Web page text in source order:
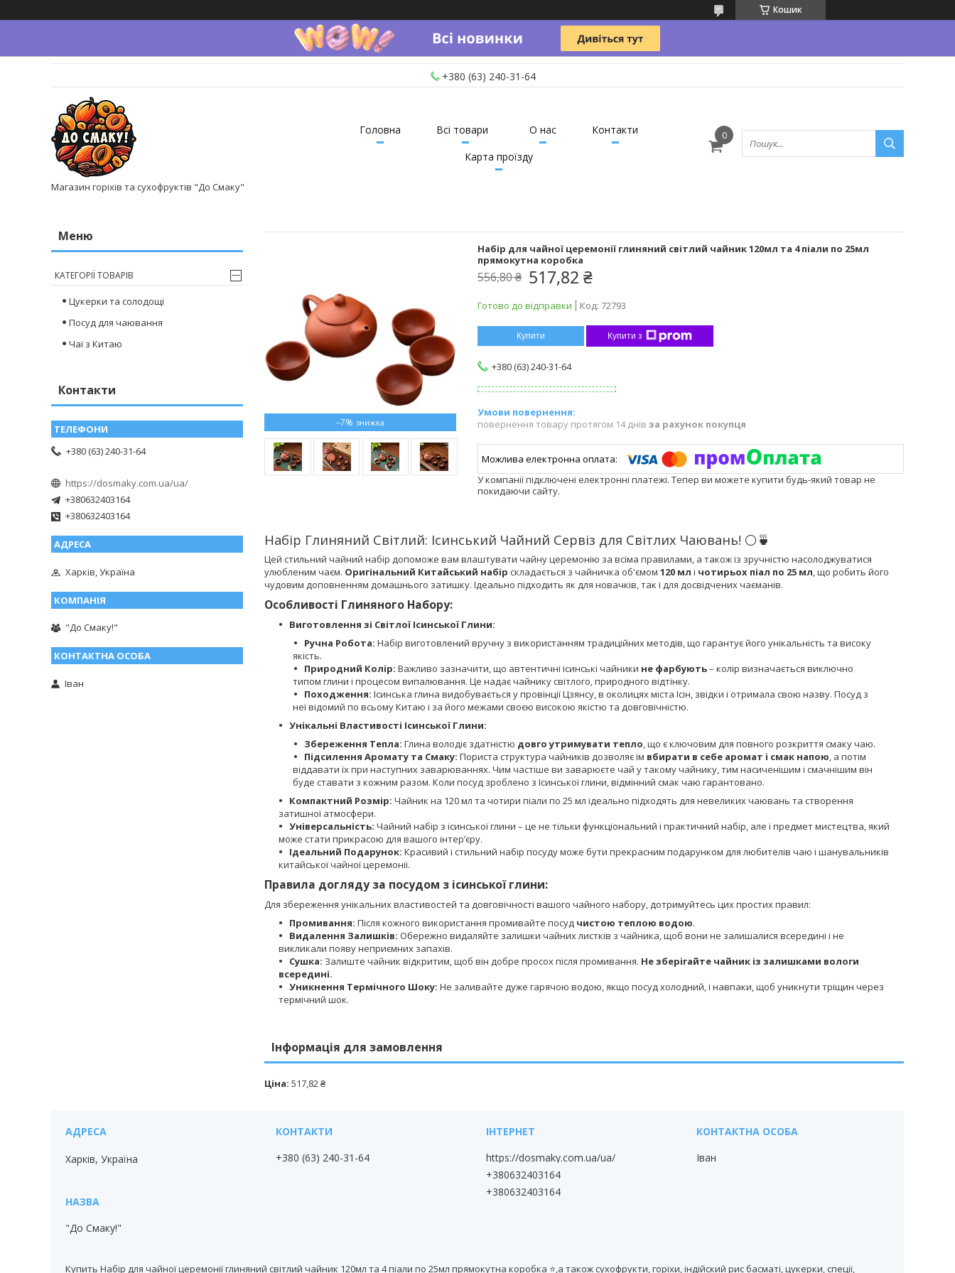
Кошик
+380 (63) 240-31-64
Магазин горіхів та сухофруктів "До Смаку"
Головна Всі товари О нас
Контакти
Карта проїзду
–7%
Набір для чайної церемонії глиняний світлий чайник 120мл та 4 піали по 25мл
прямокутна коробка
556,80 ₴ 517,82 ₴
Готово до відправки Код: 72793
Купити Купити з
+380 (63) 240-31-64
повернення товару протягом 14 днів за рахунок покупця
У компанії підключені електронні платежі. Тепер ви можете купити будь-який товар не
покидаючи сайту.
Набір Глиняний Світлий: Ісинський Чайний Сервіз для Світлих Чаювань! ⚪🍵
Цей стильний чайний набір допоможе вам влаштувати чайну церемонію за всіма правилами, а також із зручністю насолоджуватися
улюбленим чаєм. Оригінальний Китайський набір складається з чайничка об'ємом 120 мл і чотирьох піал по 25 мл , що робить його
чудовим доповненням домашнього затишку. Ідеально підходить як для новачків, так і для досвідчених чаєманів.
Особливості Глиняного Набору:
Виготовлення зі Світлої Ісинської Глини:
Ручна Робота: Набір виготовлений вручну з використанням традиційних методів, що гарантує його унікальність та високу
якість.
Природний Колір: Важливо зазначити, що автентичні ісинські чайники не фарбують– колір визначається виключно
типом глини і процесом випалювання. Це надає чайнику світлого, природного відтінку.
Походження: Ісинська глина видобувається у провінції Цзянсу, в околицях міста Ісін, звідки і отримала свою назву. Посуд з
неї відомий по всьому Китаю і за його межами своєю високою якістю та довговічністю.
Унікальні Властивості Ісинської Глини:
Збереження Тепла: Глина володіє здатністю довго утримувати тепло , що є ключовим для повного розкриття смаку чаю.
Підсилення Аромату та Смаку: Пориста структура чайників дозволяє їм вбирати в себе аромат і смак напою , а потім
віддавати їх при наступних заварюваннях. Чим частіше ви заварюєте чай у такому чайнику, тим насиченішим і смачнішим він
буде ставати з кожним разом. Коли посуд зроблено з Ісинської глини, відмінний смак чаю гарантовано.
Компактний Розмір: Чайник на 120 мл та чотири піали по 25 мл ідеально підходять для невеликих чаювань та створення
затишної атмосфери.
Універсальність: Чайний набір з ісинської глини – це не тільки функціональний і практичний набір, але і предмет мистецтва, який
може стати прикрасою для вашого інтер’єру.
Ідеальний Подарунок: Красивий і стильний набір посуду може бути прекрасним подарунком для любителів чаю і шанувальників
китайської чайної церемонії.
Правила догляду за посудом з ісинської глини:
Для збереження унікальних властивостей та довговічності вашого чайного набору, дотримуйтесь цих простих правил:
Промивання: Після кожного використання промивайте посуд чистою теплою водою.
Видалення Залишків: Обережно видаляйте залишки чайних листків з чайника, щоб вони не залишалися всередині і не
викликали появу неприємних запахів.
Сушка: Залиште чайник відкритим, щоб він добре просох після промивання. Не зберігайте чайник із залишками вологи
всередині.
Уникнення Термічного Шоку: Не заливайте дуже гарячою водою, якщо посуд холодний, і навпаки, щоб уникнути тріщин через
термічний шок.
Інформація для замовлення
Ціна: 517,82 ₴
КАТЕГОРІЇ ТОВАРІВ
Цукерки та солодощі
Посуд для чаювання
Чаї з Китаю
Контакти
+380 (63) 240-31-64
https://dosmaky.com.ua/ua/
+380632403164
+380632403164
Харків, Україна
"До Смаку!"
Іван
Харків, Україна
"До Смаку!"
+380 (63) 240-31-64
https://dosmaky.com.ua/ua/
+380632403164
+380632403164
Іван
Купить Набір для чайної церемонії глиняний світлий чайник 120мл та 4 піали по 25мл прямокутна коробка ⭐,а також сухофрукти, горіхи, індійский рис басматі, цукерки, спеції,